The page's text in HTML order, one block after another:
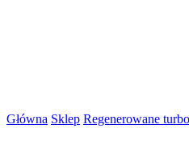
Główna Sklep Regenerowane